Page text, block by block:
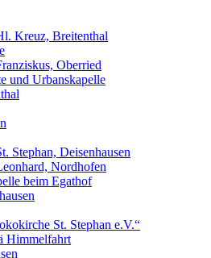
Kreuz, Breitenthal
Oberried
und Urbanskapelle
Stephan, Deisenhausen
Nordhofen
beim Egathof
St. Stephan e.V.“
Himmelfahrt